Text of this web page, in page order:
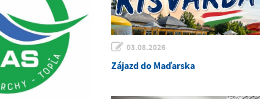
03.08.2026
Zájazd do Maďarska